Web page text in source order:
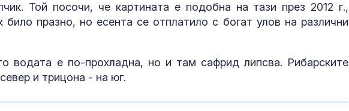
Той посочи, че картината е подобна на тази през 2012 г.,
празно, но есента се отплатило с богат улов на различни
водата е по-прохладна, но и там сафрид липсва. Рибарските
и трицона - на юг.